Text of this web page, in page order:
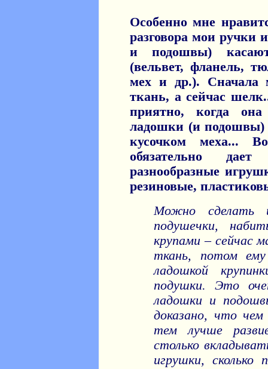
Особенно мне
разговора мои ручки
и подошвы)
(вельвет, фланель,
мех и др.). Сначала
ткань, а сейчас
приятно, когда
ладошки (и подошвы)
кусочком меха...
обязательно
разнообразные
резиновые,
Можно сделать
подушечки,
крупами – сейчас
ткань, потом
ладошкой
подушки. Это
ладошки и
доказано, что
тем лучше
столько
игрушки, сколько